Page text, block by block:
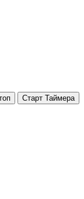
Старт Таймера